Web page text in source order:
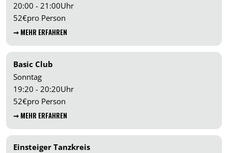
20:00 - 21:00Uhr
52€pro Person
➞ MEHR ERFAHREN
Basic Club
Sonntag
19:20 - 20:20Uhr
52€pro Person
➞ MEHR ERFAHREN
Einsteiger Tanzkreis